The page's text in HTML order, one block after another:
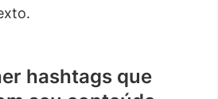
hashtags que